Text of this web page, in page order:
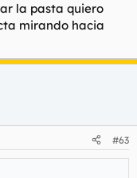
la pasta quiero
mirando hacia
#63